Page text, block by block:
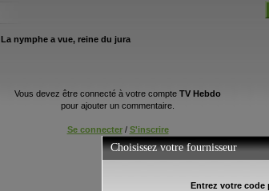
La nymphe a vue, reine du jura
Vous devez être connecté à votre compte TV Hebdo
pour ajouter un commentaire.
Se connecter/ S'inscrire